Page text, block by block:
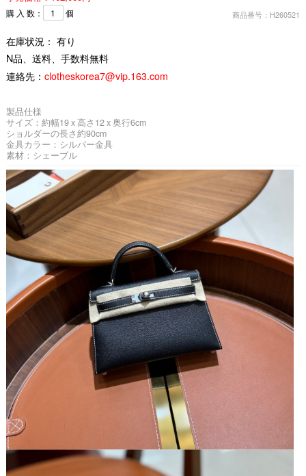
商品番号：H260521
購 入 数： 個
在庫状況： 有り
N品、送料、手数料無料
連絡先： clotheskorea7@vip.163.com
製品仕様
サイズ：約幅19 x 高さ12 x 奥行6cm
ショルダーの長さ約90cm
金具カラー：シルバー金具
素材：シェーブル